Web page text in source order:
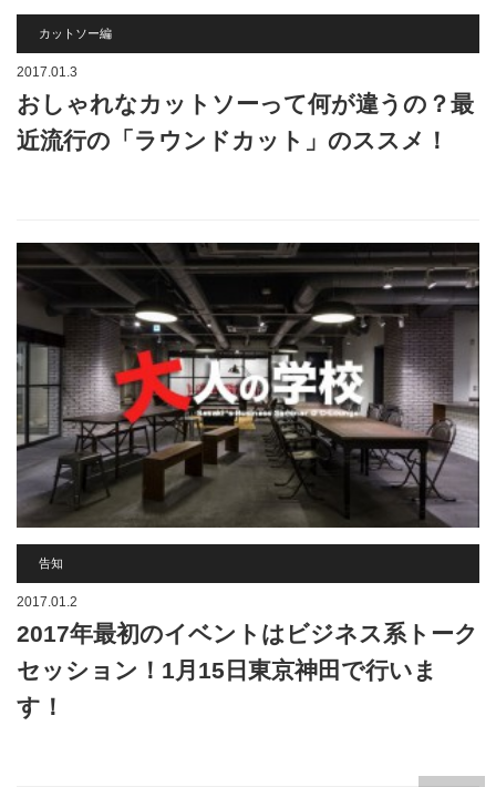
カットソー編
2017.01.3
おしゃれなカットソーって何が違うの？最
近流行の「ラウンドカット」のススメ！
告知
2017.01.2
2017年最初のイベントはビジネス系トーク
セッション！1月15日東京神田で行いま
す！